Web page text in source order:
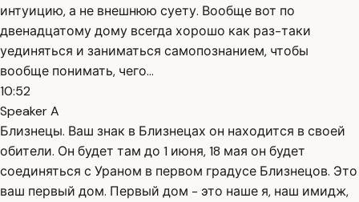
интуицию, а не внешнюю суету. Вообще вот по
двенадцатому дому всегда хорошо как раз-таки
уединяться и заниматься самопознанием, чтобы
вообще понимать, чего...
10:52
Speaker A
Близнецы. Ваш знак в Близнецах он находится в своей
обители. Он будет там до 1 июня, 18 мая он будет
соединяться с Ураном в первом градусе Близнецов. Это
ваш первый дом. Первый дом - это наше я, наш имидж,